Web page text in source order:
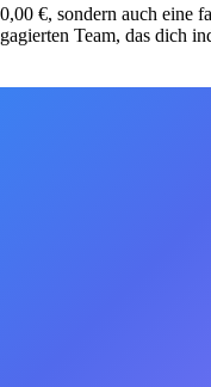
€, sondern auch eine
Team, das dich